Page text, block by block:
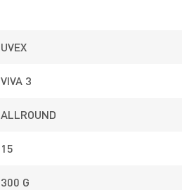
UVEX
VIVA 3
ALLROUND
15
300 G